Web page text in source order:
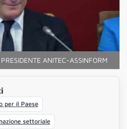
ANITEC-ASSINFORM
per il Paese
settoriale